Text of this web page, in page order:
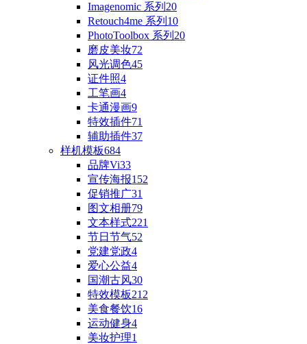
Imagenomic 系列 20
Retouch4me 系列 10
PhotoToolbox 系列 20
磨皮美妆72
风光调色45
证件照4
工笔画4
卡通漫画9
特效插件71
辅助插件37
样机模板684
品牌Vi33
宣传海报152
促销推广31
图文相册79
文本样式221
节日节气52
党建党政4
爱心公益4
国潮古风30
特效模板212
美食餐饮16
运动健身4
美妆护理1